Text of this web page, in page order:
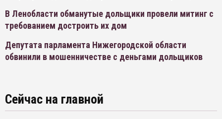
В Ленобласти обманутые дольщики провели митинг с
требованием достроить их дом
Депутата парламента Нижегородской области
обвинили в мошенничестве с деньгами дольщиков
Сейчас на главной